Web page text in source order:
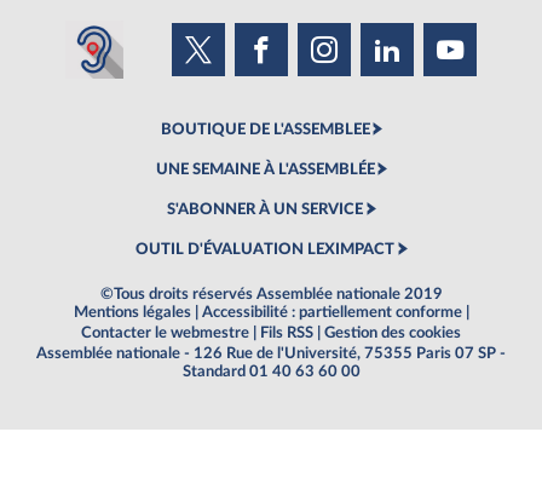
BOUTIQUE DE L'ASSEMBLEE
UNE SEMAINE À L'ASSEMBLÉE
S'ABONNER À UN SERVICE
OUTIL D'ÉVALUATION LEXIMPACT
©Tous droits réservés Assemblée nationale 2019
Mentions légales
Accessibilité : partiellement conforme
Contacter le webmestre
Fils RSS
Gestion des cookies
Assemblée nationale - 126 Rue de l'Université, 75355 Paris 07 SP -
Standard 01 40 63 60 00